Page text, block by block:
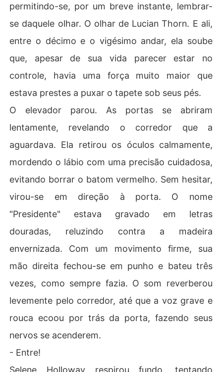
permitindo-se, por um breve instante, lembrar-
se daquele olhar. O olhar de Lucian Thorn. E ali,
entre o décimo e o vigésimo andar, ela soube
que, apesar de sua vida parecer estar no
controle, havia uma força muito maior que
estava prestes a puxar o tapete sob seus pés.
O elevador parou. As portas se abriram
lentamente, revelando o corredor que a
aguardava. Ela retirou os óculos calmamente,
mordendo o lábio com uma precisão cuidadosa,
evitando borrar o batom vermelho. Sem hesitar,
virou-se em direção à porta. O nome
"Presidente" estava gravado em letras
douradas, reluzindo contra a madeira
envernizada. Com um movimento firme, sua
mão direita fechou-se em punho e bateu três
vezes, como sempre fazia. O som reverberou
levemente pelo corredor, até que a voz grave e
rouca ecoou por trás da porta, fazendo seus
nervos se acenderem.
- Entre!
Selene Holloway respirou fundo, tentando